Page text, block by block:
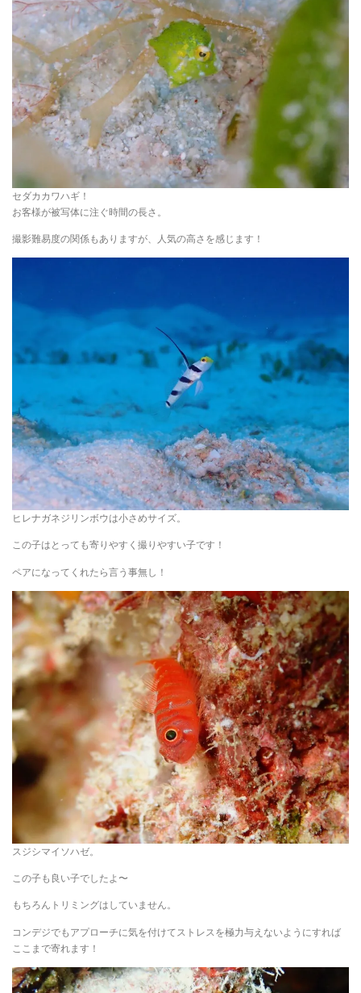
セダカカワハギ！
お客様が被写体に注ぐ時間の長さ。
撮影難易度の関係もありますが、人気の高さを感じます！
ヒレナガネジリンボウは小さめサイズ。
この子はとっても寄りやすく撮りやすい子です！
ペアになってくれたら言う事無し！
スジシマイソハゼ。
この子も良い子でしたよ〜
もちろんトリミングはしていません。
コンデジでもアプローチに気を付けてストレスを極力与えないようにすれば
ここまで寄れます！